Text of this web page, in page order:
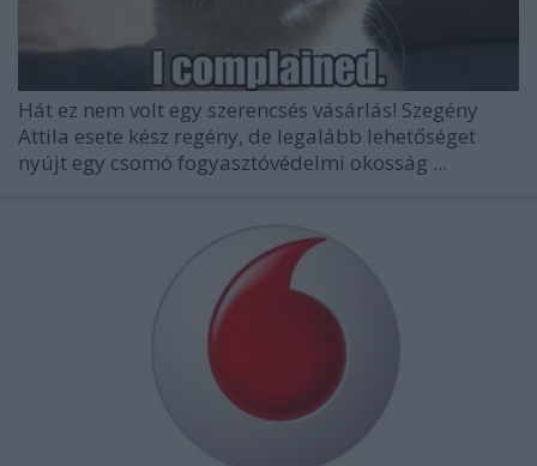
Hát ez nem volt egy szerencsés vásárlás! Szegény
Attila esete kész regény, de legalább lehetőséget
nyújt egy csomó fogyasztóvédelmi okosság ...